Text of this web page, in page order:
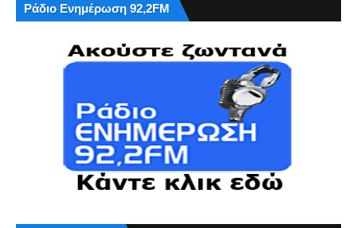
Ράδιο Ενημέρωση 92,2FM